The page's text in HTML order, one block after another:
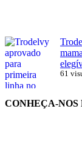
61
CONHEÇA-NOS